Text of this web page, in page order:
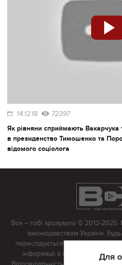
14.12.18 72397
Як рівняни сприймають Вакарчука
в президенство Тимошенко та
відомого соціолога
Для
Все – тобі зрозуміло © 2013-2025.
законодавством України.
переслідується в судовому
інформації з сайту тільки з